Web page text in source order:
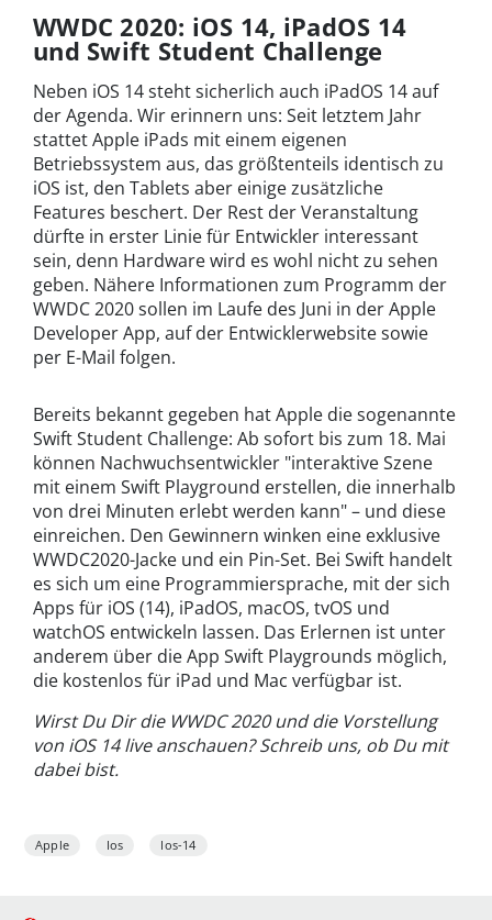
WWDC 2020: iOS 14, iPadOS 14
und Swift Student Challenge
Neben iOS 14 steht sicherlich auch iPadOS 14 auf
der Agenda. Wir erinnern uns: Seit letztem Jahr
stattet Apple iPads mit einem eigenen
Betriebssystem aus, das größtenteils identisch zu
iOS ist, den Tablets aber einige zusätzliche
Features beschert. Der Rest der Veranstaltung
dürfte in erster Linie für Entwickler interessant
sein, denn Hardware wird es wohl nicht zu sehen
geben. Nähere Informationen zum Programm der
WWDC 2020 sollen im Laufe des Juni in der Apple
Developer App, auf der Entwicklerwebsite sowie
per E-Mail folgen.
Bereits bekannt gegeben hat Apple die sogenannte
Swift Student Challenge: Ab sofort bis zum 18. Mai
können Nachwuchsentwickler "interaktive Szene
mit einem Swift Playground erstellen, die innerhalb
von drei Minuten erlebt werden kann" – und diese
einreichen. Den Gewinnern winken eine exklusive
WWDC2020-Jacke und ein Pin-Set. Bei Swift handelt
es sich um eine Programmiersprache, mit der sich
Apps für iOS (14), iPadOS, macOS, tvOS und
watchOS entwickeln lassen. Das Erlernen ist unter
anderem über die App Swift Playgrounds möglich,
die kostenlos für iPad und Mac verfügbar ist.
Wirst Du Dir die WWDC 2020 und die Vorstellung
von iOS 14 live anschauen? Schreib uns, ob Du mit
dabei bist.
Apple Ios Ios-14